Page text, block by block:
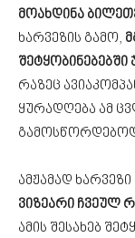
მოახდინა
ხარვეზის გამო,
რაზეც
ყურადღება ამ
ამჟამად
ვიზეარი ჩვეულ
ამის შესახებ